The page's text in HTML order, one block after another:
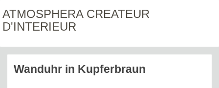
ATMOSPHERA CREATEUR
D'INTERIEUR
Wanduhr in Kupferbraun